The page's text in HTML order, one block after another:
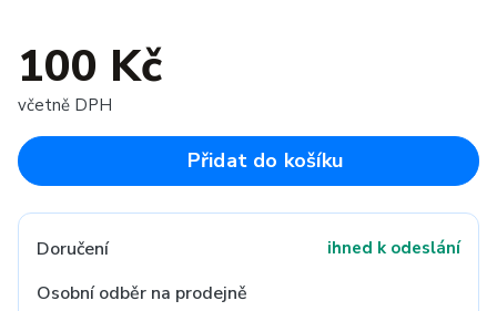
100 Kč
včetně DPH
Přidat do košíku
Doručení ihned k odeslání
Osobní odběr na prodejně